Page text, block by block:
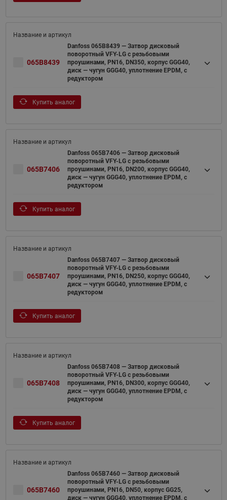
065B8439
Danfoss 065B8439 — Затвор дисковый
поворотный VFY-LG с резьбовыми
проушинами, PN16, DN350, корпус GGG40,
диск — чугун GGG40, уплотнение EPDM, с
редуктором
Купить аналог
065B7406
Danfoss 065B7406 — Затвор дисковый
поворотный VFY-LG с резьбовыми
проушинами, PN16, DN200, корпус GGG40,
диск — чугун GGG40, уплотнение EPDM, с
редуктором
Купить аналог
065B7407
Danfoss 065B7407 — Затвор дисковый
поворотный VFY-LG с резьбовыми
проушинами, PN16, DN250, корпус GGG40,
диск — чугун GGG40, уплотнение EPDM, с
редуктором
Купить аналог
065B7408
Danfoss 065B7408 — Затвор дисковый
поворотный VFY-LG с резьбовыми
проушинами, PN16, DN300, корпус GGG40,
диск — чугун GGG40, уплотнение EPDM, с
редуктором
Купить аналог
065B7460
Danfoss 065B7460 — Затвор дисковый
поворотный VFY-LG с резьбовыми
проушинами, PN16, DN50, корпус GG25,
диск — чугун GGG40, уплотнение EPDM, с